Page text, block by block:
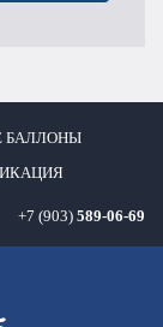
БАЛЛОНЫ
+7 (903) 589-06-69